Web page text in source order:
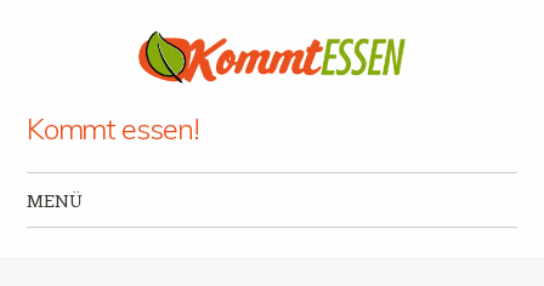
Kommt essen!
MENÜ